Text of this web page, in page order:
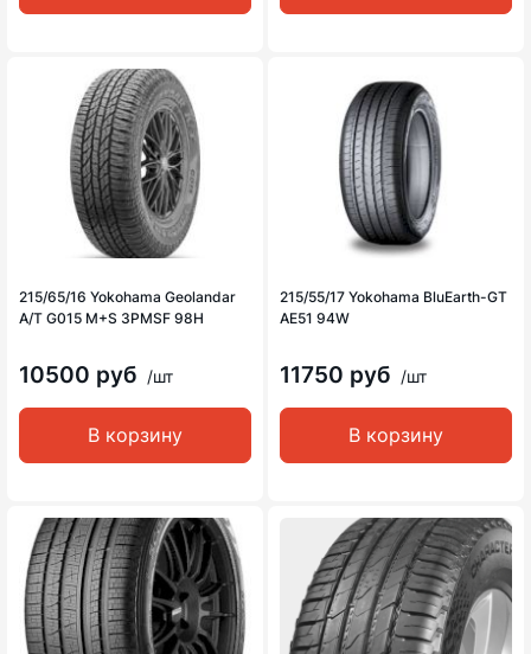
215/65/16 Yokohama Geolandar
A/T G015 M+S 3PMSF 98H
10500 руб /шт
В корзину
215/55/17 Yokohama BluEarth-GT
AE51 94W
11750 руб /шт
В корзину